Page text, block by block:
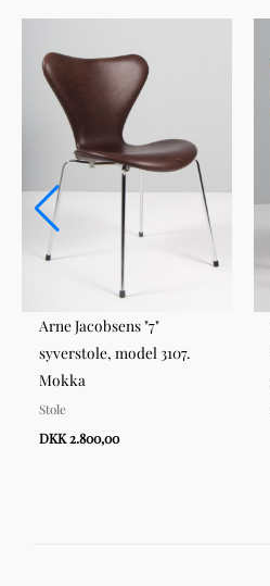
Arne Jacobsens "7"
syverstole, model 3107.
Mokka
Stole
DKK 2.800,00